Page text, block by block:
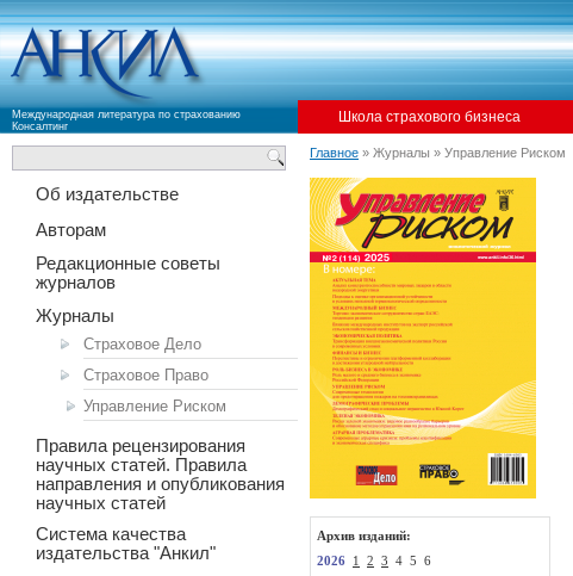
Международная литература по страхованию
Консалтинг
Школа страхового бизнеса
Об издательстве
Авторам
Редакционные советы
журналов
Журналы
Страховое Дело
Страховое Право
Управление Риском
Правила рецензирования
научных статей. Правила
направления и опубликования
научных статей
Система качества
издательства "Анкил"
Главное » Журналы » Управление Риском
Архив изданий:
2026
1 2 3 4 5 6